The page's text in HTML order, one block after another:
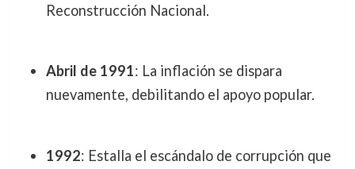
Reconstrucción Nacional.
Abril de 1991: La inflación se dispara
nuevamente, debilitando el apoyo popular.
1992: Estalla el escándalo de corrupción que